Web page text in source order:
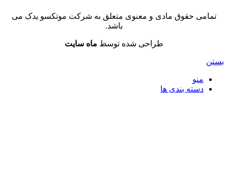
تمامی حقوق مادی و معنوی متعلق به شرکت موتکسو یدک می
باشد.
طراحی شده توسط ماه سایت
بستن
منو
دسته بندی ها